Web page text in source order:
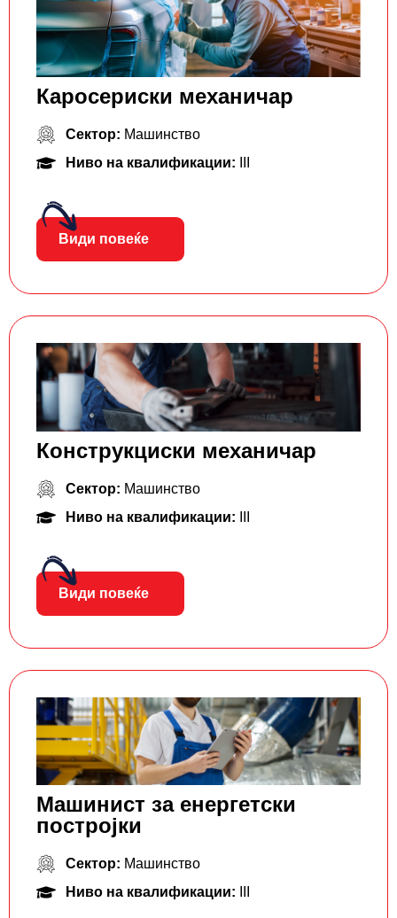
Каросериски механичар
Сектор: Машинство
Ниво на квалификации:
Види повеќе
Конструкциски механичар
Сектор: Машинство
Ниво на квалификации:
Види повеќе
Машинист за енергетски
постројки
Сектор: Машинство
Ниво на квалификации: